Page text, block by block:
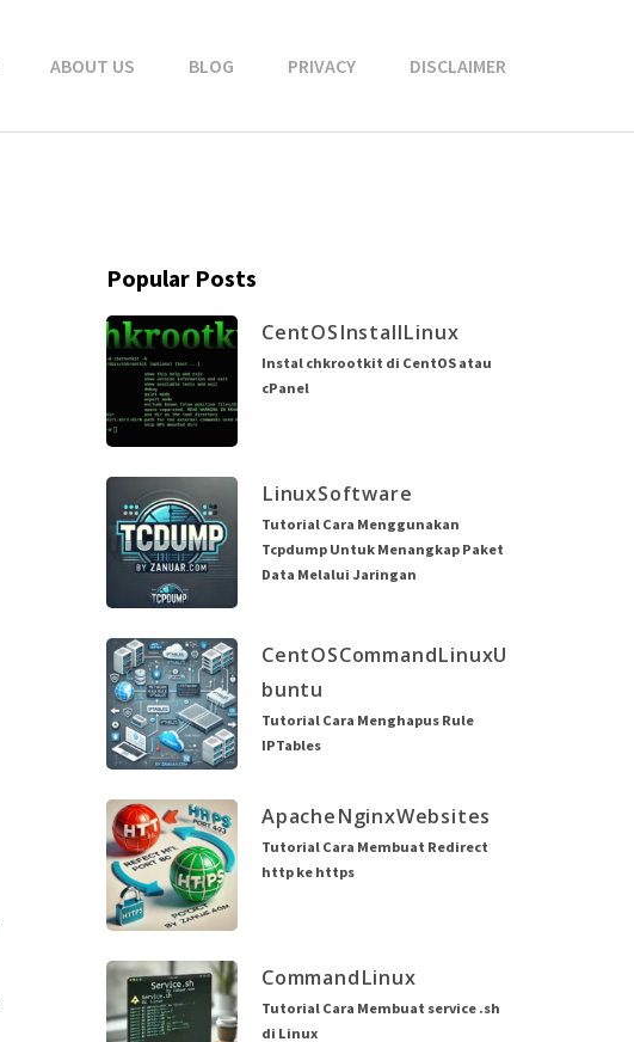
ABOUT US BLOG PRIVACY DISCLAIMER
Popular Posts
CentOSInstallLinux
Instal chkrootkit di CentOS atau
cPanel
LinuxSoftware
Tutorial Cara Menggunakan
Tcpdump Untuk Menangkap Paket
Data Melalui Jaringan
CentOSCommandLinuxU
buntu
Tutorial Cara Menghapus Rule
IPTables
ApacheNginxWebsites
Tutorial Cara Membuat Redirect
http ke https
CommandLinux
Tutorial Cara Membuat service .sh
di Linux